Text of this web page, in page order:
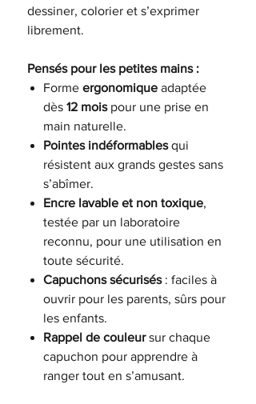
dessiner, colorier et s’exprimer
librement.
Pensés pour les petites mains :
Forme ergonomique adaptée
dès 12 moispour une prise en
main naturelle.
Pointes indéformablesqui
résistent aux grands gestes sans
s’abîmer.
Encre lavable et non toxique,
testée par un laboratoire
reconnu, pour une utilisation en
toute sécurité.
Capuchons sécurisés: faciles à
ouvrir pour les parents, sûrs pour
les enfants.
Rappel de couleursur chaque
capuchon pour apprendre à
ranger tout en s’amusant.